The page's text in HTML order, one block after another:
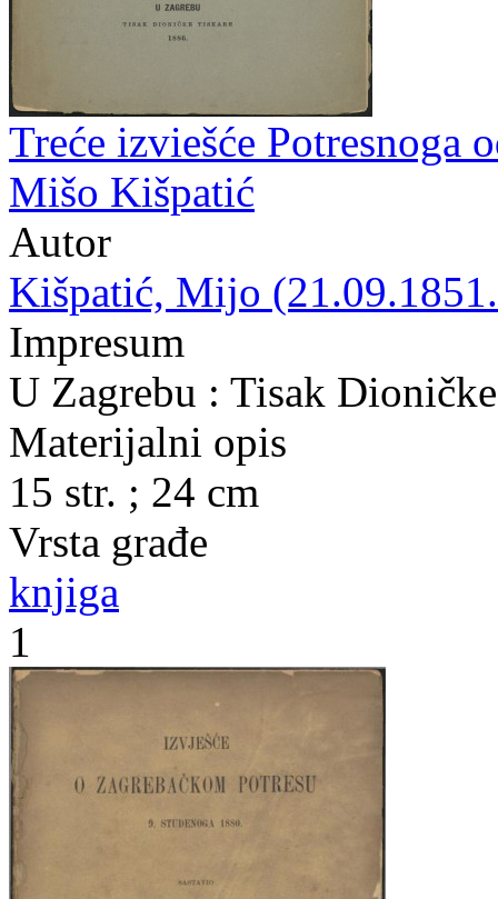
Treće izviešće Potresnoga
Mišo Kišpatić
Autor
Kišpatić, Mijo
Impresum
U Zagrebu : Tisak
Materijalni opis
15 str. ; 24 cm
Vrsta građe
knjiga
1